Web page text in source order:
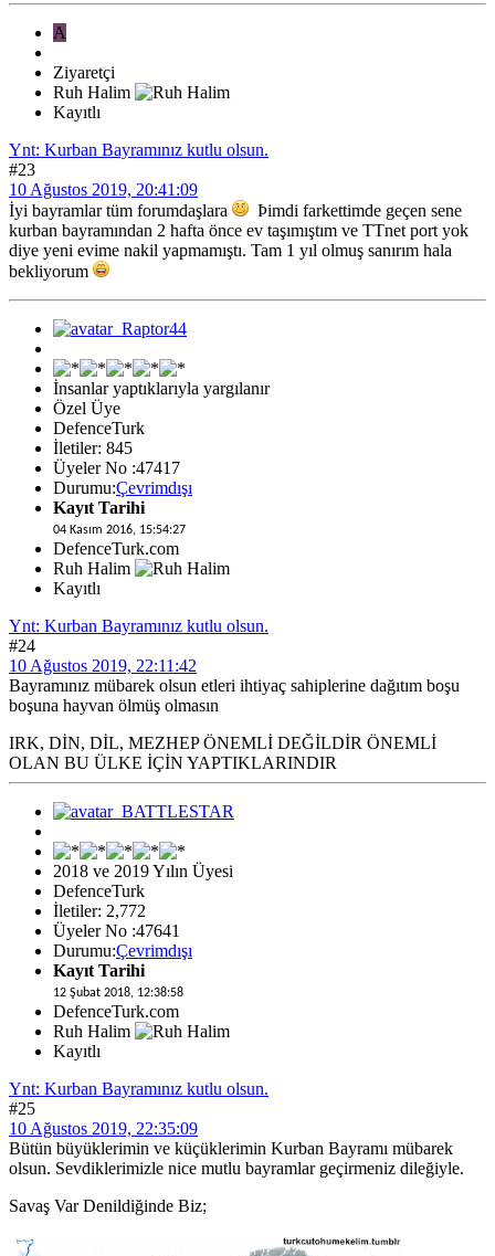
A
Ziyaretçi
Ruh Halim
Kayıtlı
Ynt: Kurban Bayramınız kutlu olsun.
#23
10 Ağustos 2019, 20:41:09
İyi bayramlar tüm forumdaşlara
Þimdi farkettimde geçen sene
kurban bayramından 2 hafta önce ev taşımıştım ve TTnet port yok
diye yeni evime nakil yapmamıştı. Tam 1 yıl olmuş sanırım hala
bekliyorum
İnsanlar yaptıklarıyla yargılanır
Özel Üye
DefenceTurk
İletiler: 845
Üyeler No :47417
Durumu:Çevrimdışı
Kayıt Tarihi
04 Kasım 2016, 15:54:27
DefenceTurk.com
Ruh Halim
Kayıtlı
Ynt: Kurban Bayramınız kutlu olsun.
#24
10 Ağustos 2019, 22:11:42
Bayramınız mübarek olsun etleri ihtiyaç sahiplerine dağıtım boşu
boşuna hayvan ölmüş olmasın
IRK, DİN, DİL, MEZHEP ÖNEMLİ DEĞİLDİR ÖNEMLİ
OLAN BU ÜLKE İÇİN YAPTIKLARINDIR
2018 ve 2019 Yılın Üyesi
DefenceTurk
İletiler: 2,772
Üyeler No :47641
Durumu:Çevrimdışı
Kayıt Tarihi
12 Şubat 2018, 12:38:58
DefenceTurk.com
Ruh Halim
Kayıtlı
Ynt: Kurban Bayramınız kutlu olsun.
#25
10 Ağustos 2019, 22:35:09
Bütün büyüklerimin ve küçüklerimin Kurban Bayramı mübarek
olsun. Sevdiklerimizle nice mutlu bayramlar geçirmeniz dileğiyle.
Savaş Var Denildiğinde Biz;